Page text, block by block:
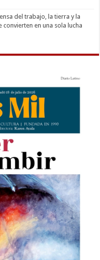
del trabajo, la tierra y la
convierten en una sola lucha